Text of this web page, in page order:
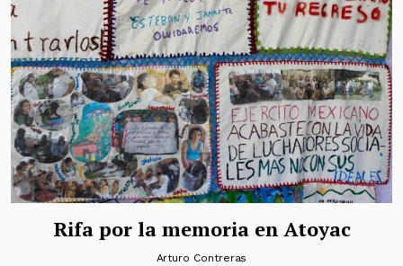
Rifa por la memoria en Atoyac
Arturo Contreras